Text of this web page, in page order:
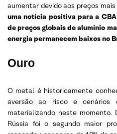
aumentar devido aos preços
uma notícia positiva para a
de preços globais de alumínio
energia permanecem baixos no
Ouro
O metal é historicamente
aversão ao risco e cenários
materializando neste
Rússia foi o segundo maior